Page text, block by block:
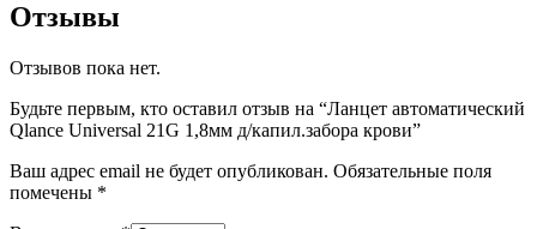
Отзывы
Отзывов пока нет.
Будьте первым, кто оставил отзыв на “Ланцет автоматический
Qlance Universal 21G 1,8мм д/капил.забора крови”
Ваш адрес email не будет опубликован. Обязательные поля
помечены *